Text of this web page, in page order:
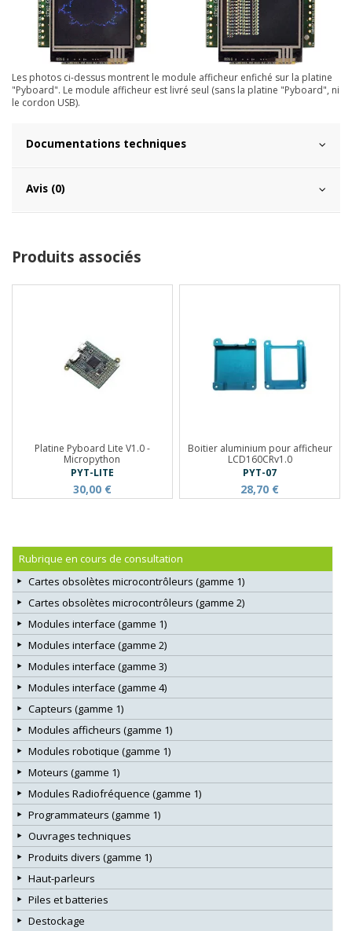
Les photos ci-dessus montrent le module afficheur enfiché sur la platine
"Pyboard". Le module afficheur est livré seul (sans la platine "Pyboard", ni
le cordon USB).
Documentations techniques
Avis (0)
Produits associés
Platine Pyboard Lite V1.0 -
Micropython
PYT-LITE
30,00 €
Boitier aluminium pour afficheur
LCD160CRv1.0
PYT-07
28,70 €
Rubrique en cours de consultation
Cartes obsolètes microcontrôleurs (gamme 1)
Cartes obsolètes microcontrôleurs (gamme 2)
Modules interface (gamme 1)
Modules interface (gamme 2)
Modules interface (gamme 3)
Modules interface (gamme 4)
Capteurs (gamme 1)
Modules afficheurs (gamme 1)
Modules robotique (gamme 1)
Moteurs (gamme 1)
Modules Radiofréquence (gamme 1)
Programmateurs (gamme 1)
Ouvrages techniques
Produits divers (gamme 1)
Haut-parleurs
Piles et batteries
Destockage